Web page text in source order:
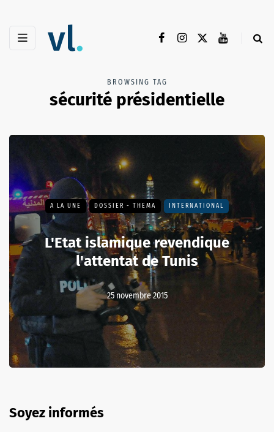
BROWSING TAG
sécurité présidentielle
A LA UNE DOSSIER - THEMA INTERNATIONAL
L'Etat islamique revendique
l'attentat de Tunis
25 novembre 2015
Soyez informés